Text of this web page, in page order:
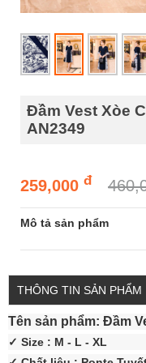
Đầm Vest Xòe
AN2349
259,000 đ
Mô tả sản phẩm
THÔNG TIN SẢN PHẨM
Tên sản phẩm: Đầm
✓ Size : M - L - XL